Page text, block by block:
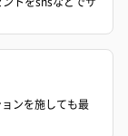
ズ
モ
しょっつるナ
ンを施しても最